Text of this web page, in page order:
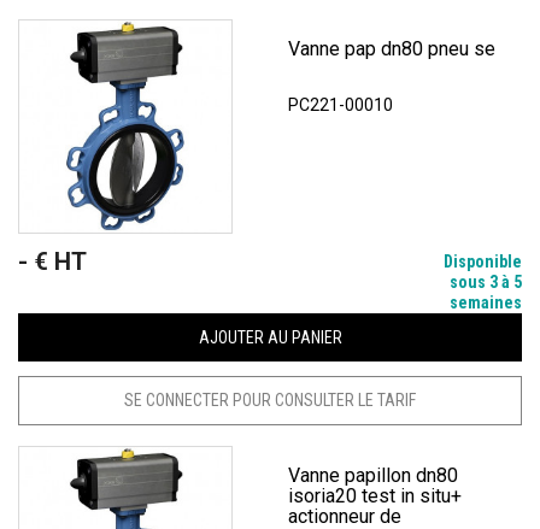
Vanne pap dn80 pneu se
PC221-00010
Prix
- € HT
Disponible
sous 3 à 5
semaines
AJOUTER AU PANIER
SE CONNECTER POUR CONSULTER LE TARIF
Vanne papillon dn80
isoria20 test in situ+
actionneur de